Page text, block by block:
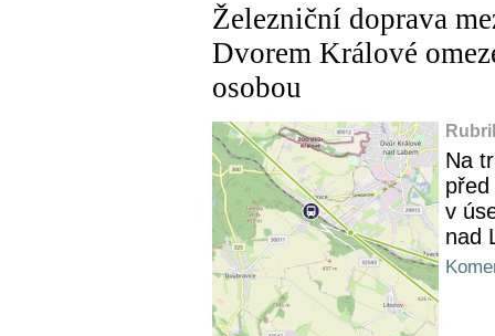
Železniční doprava
Dvorem Králové
osobou
Na
v
nad